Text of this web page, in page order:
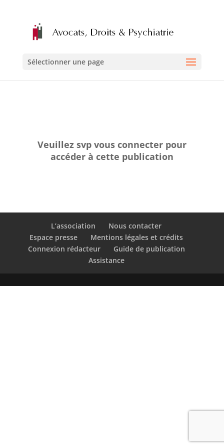
Sélectionner une page
Veuillez svp vous connecter pour
accéder à cette publication
L’association
Nous contacter
Espace presse
Mentions légales et crédits
Connexion rédacteur
Guide de publication
Assistance